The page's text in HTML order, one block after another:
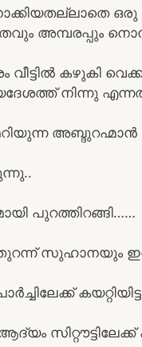
ഒരു
അമ്പരപ്പും
വീട്ടിൽ കഴുകി
നിന്നു
അബ്ദുറഹ്മാൻ
പുറത്തിറങ്ങി……
സുഹാനയും